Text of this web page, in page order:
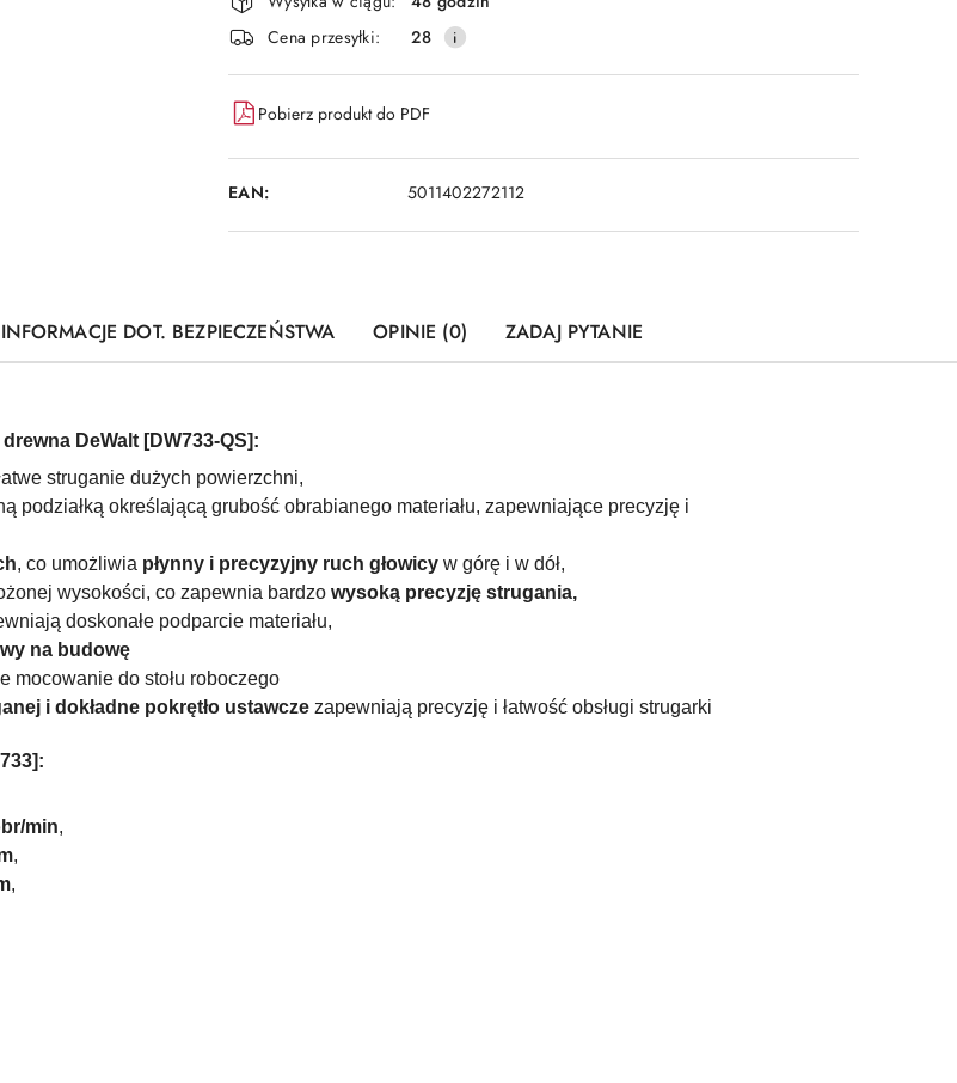
dostawa
Cena przesyłki:
28
Pobierz produkt do PDF
EAN: 5011402272112
INFORMACJE DOT. BEZPIECZEŃSTWA OPINIE (0) ZADAJ PYTANIE
DeWalt [DW733-QS]:
struganie dużych powierzchni,
podziałką określającą grubość obrabianego materiału, zapewniające precyzję i
, co umożliwia płynny i precyzyjny ruch głowicy w górę i w dół,
wysokości, co zapewnia bardzo wysoką precyzję strugania,
doskonałe podparcie materiału,
na budowę
mocowanie do stołu roboczego
i dokładne pokrętło ustawcze zapewniają precyzję i łatwość obsługi strugarki
min,
,
,